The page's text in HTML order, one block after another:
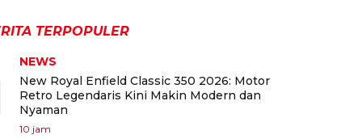
TERPOPULER
NEWS
New Royal Enfield Classic 350 2026: Motor
Retro Legendaris Kini Makin Modern dan
Nyaman
10 jam